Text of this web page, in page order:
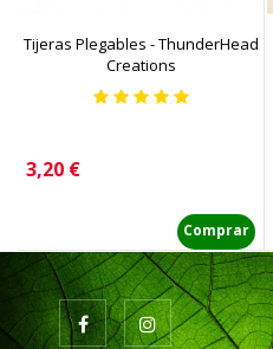
Tijeras Plegables - ThunderHead
Creations
Precio
3,20 €
Comprar